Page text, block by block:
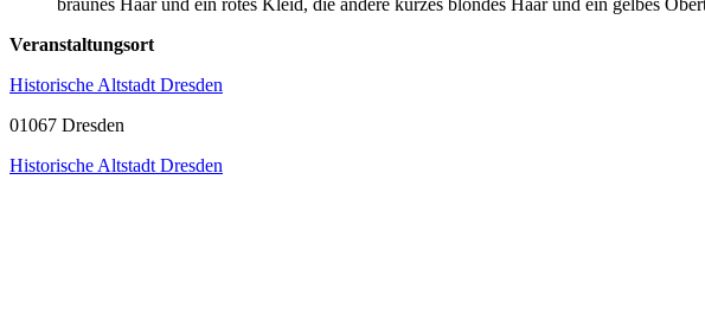
Veranstaltungsort
Historische Altstadt Dresden
01067 Dresden
Historische Altstadt Dresden